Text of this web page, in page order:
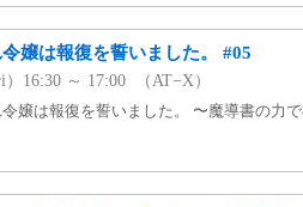
嬢は報復を誓いました。 #05
）16:30 ～ 17:00 （AT−X）
嬢は報復を誓いました。 〜魔導書の力